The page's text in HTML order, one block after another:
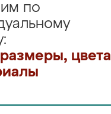
по
цвета